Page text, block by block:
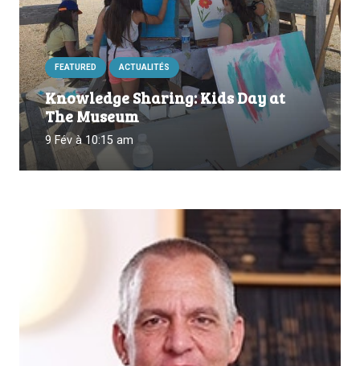
FEATURED ACTUALITÉS
Knowledge Sharing: Kids Day at
The Museum
9 Fév à 10:15 am